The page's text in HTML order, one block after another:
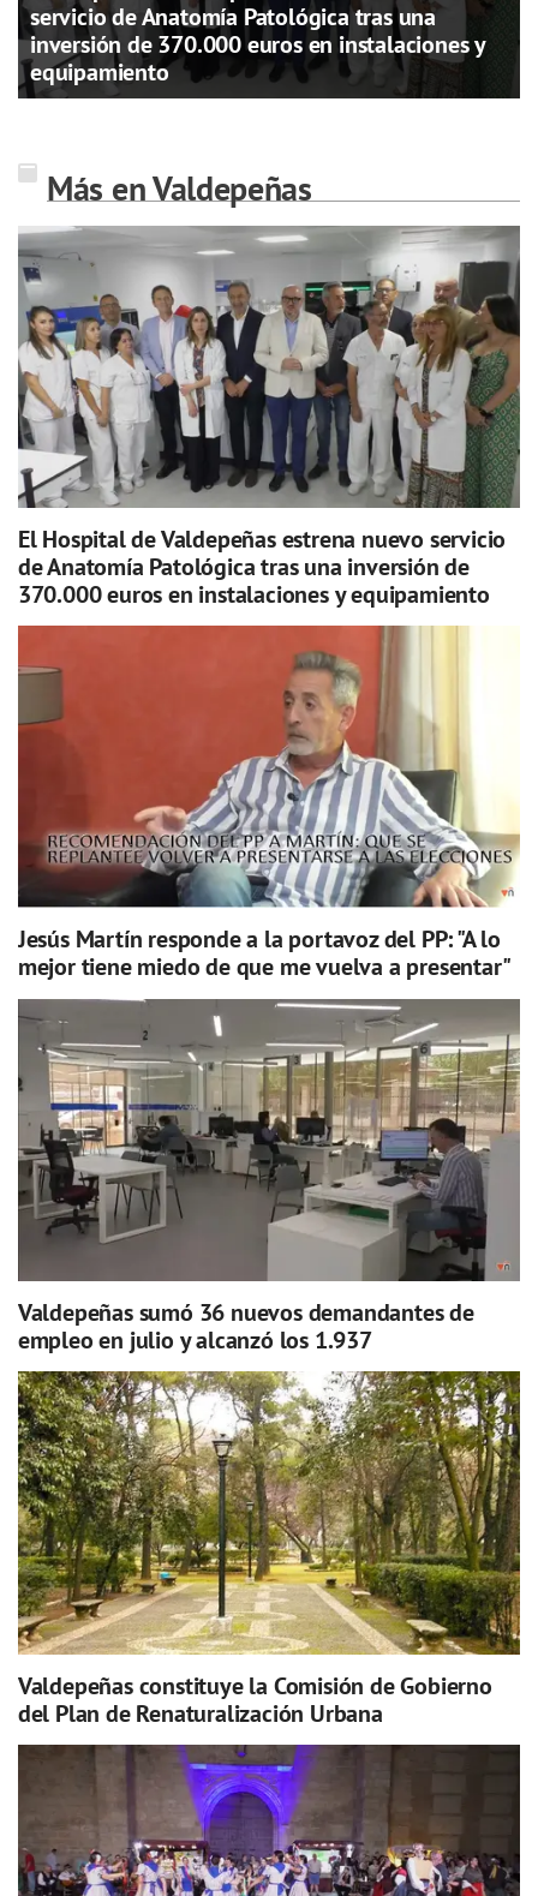
servicio de Anatomía Patológica tras una
inversión de 370.000 euros en instalaciones y
equipamiento
Más en Valdepeñas
El Hospital de Valdepeñas estrena nuevo servicio
de Anatomía Patológica tras una inversión de
370.000 euros en instalaciones y equipamiento
Jesús Martín responde a la portavoz del PP: "A lo
mejor tiene miedo de que me vuelva a presentar"
Valdepeñas sumó 36 nuevos demandantes de
empleo en julio y alcanzó los 1.937
Valdepeñas constituye la Comisión de Gobierno
del Plan de Renaturalización Urbana